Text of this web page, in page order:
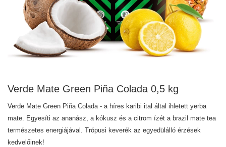
Verde Mate Green Piña Colada 0,5 kg
Verde Mate Green Piña Colada - a híres karibi ital által ihletett yerba
mate. Egyesíti az ananász, a kókusz és a citrom ízét a brazil mate tea
természetes energiájával. Trópusi keverék az egyedülálló érzések
kedvelőinek!